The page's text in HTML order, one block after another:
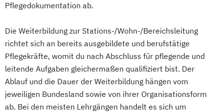
Pflegedokumentation ab.
Die Weiterbildung zur Stations-/Wohn-/Bereichsleitung
richtet sich an bereits ausgebildete und berufstätige
Pflegekräfte, womit du nach Abschluss für pflegende und
leitende Aufgaben gleichermaßen qualifiziert bist. Der
Ablauf und die Dauer der Weiterbildung hängen vom
jeweiligen Bundesland sowie von ihrer Organisationsform
ab. Bei den meisten Lehrgängen handelt es sich um